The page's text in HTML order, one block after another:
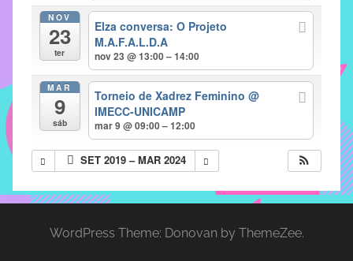
problemas
verificados
instituto,
para
prevenção
NOV
23
ter
Elza conversa: O Projeto
M.A.F.A.L.D.A
nov 23 @ 13:00 – 14:00
MAR
9
sáb
Torneio de Xadrez Feminino@
IMECC-UNICAMP
mar 9 @ 09:00 – 12:00
SET 2019 – MAR 2024
WordPress Theme: Donovan by ThemeZee.